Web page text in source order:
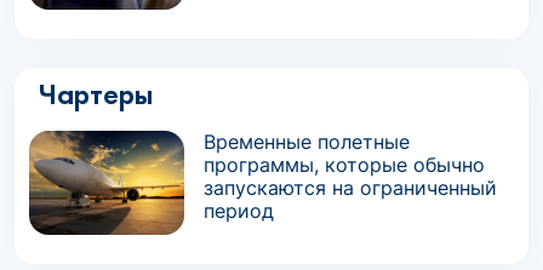
Чартеры
Временные полетные
программы, которые обычно
запускаются на ограниченный
период